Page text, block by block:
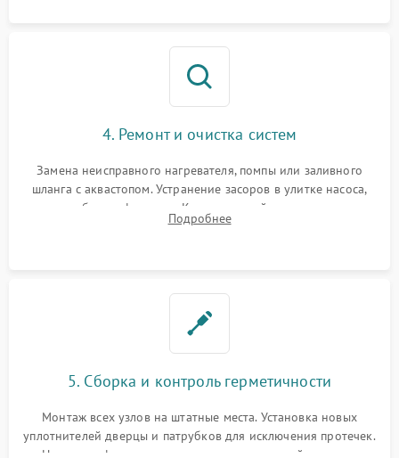
4. Ремонт и очистка систем
Замена неисправного нагревателя, помпы или заливного
шланга с аквастопом. Устранение засоров в улитке насоса,
патрубках и фильтрах. Компонентный ремонт платы
управления, восстановление поврежденной проводки.
Подробнее
5. Сборка и контроль герметичности
Монтаж всех узлов на штатные места. Установка новых
уплотнителей дверцы и патрубков для исключения протечек.
Надежная фиксация хомутов гидравлической системы,